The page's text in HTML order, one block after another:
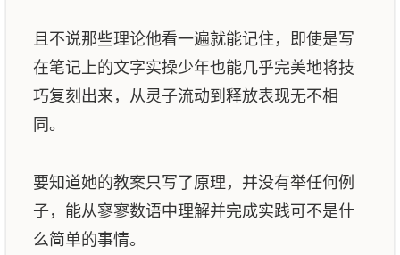
且不说那些理论他看一遍就能记住，即使是写
在笔记上的文字实操少年也能几乎完美地将技
巧复刻出来，从灵子流动到释放表现无不相
同。
要知道她的教案只写了原理，并没有举任何例
子，能从寥寥数语中理解并完成实践可不是什
么简单的事情。